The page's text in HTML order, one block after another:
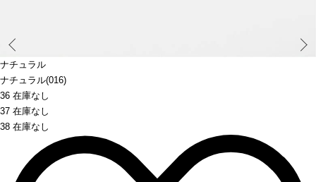
ナチュラル
ナチュラル(016)
36 在庫なし
37 在庫なし
38 在庫なし